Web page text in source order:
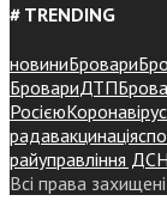
# TRENDING
новиниБровари
БровариДТП
РосієюКоронавірус
радавакцинація
райуправління
Всі права